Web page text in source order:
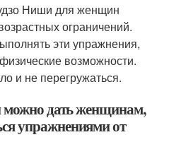
Ниши для женщин
ограничений.
эти упражнения,
возможности.
и не перегружаться.
можно дать женщинам,
упражнениями от